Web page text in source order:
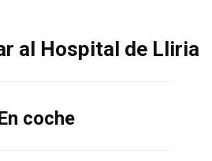
al Hospital de Lliria
coche